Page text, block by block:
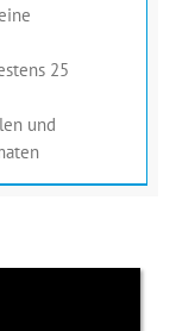
25
und